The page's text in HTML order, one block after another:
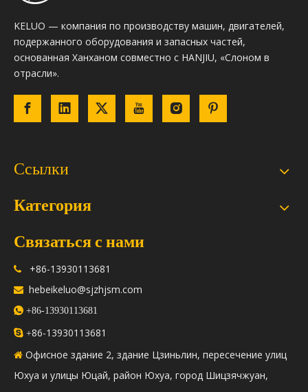
KELUO — компания по производству машин, двигателей,
подержанного оборудования и запасных частей,
основанная Ханханом совместно с HANJIU, «Слоном в
отрасли».
Ссылки
Категория
Связаться с нами
 +86-13930113681
 hebeikeluo@sjzhjsm.com
 +86-13930113681
 +86-13930113681
 Офисное здание 2, здание Цзиньлин, пересечение улиц
Юхуа и улицы Юцай, район Юхуа, город Шицзячжуан,